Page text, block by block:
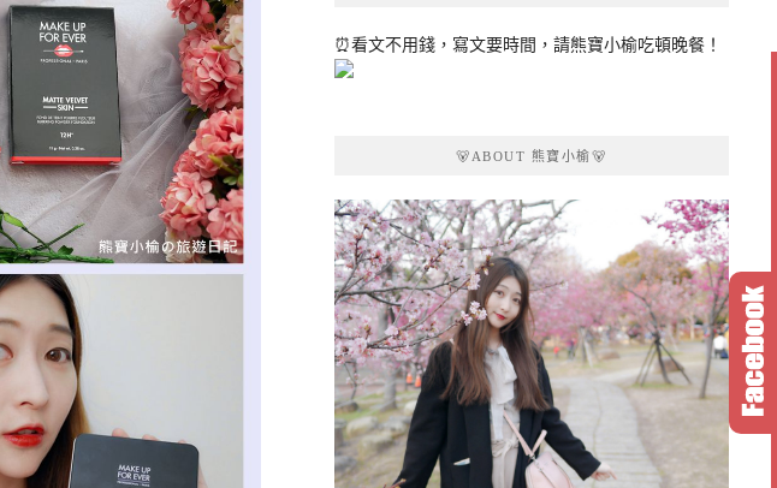
⏰看文不用錢，寫文要時間，請熊寶小榆吃頓晚餐！
🐻ABOUT 熊寶小榆🐻